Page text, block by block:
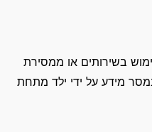
זה, אנא הימנע משימוש בשירותים או ממסירת
מידע על ידי ילד מתחת